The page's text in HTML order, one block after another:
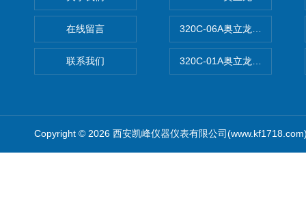
在线留言
联系我们
320C-06A奥立龙实验室便携
320C-01A奥立龙实验室便携
Copyright © 2026 西安凯峰仪器仪表有限公司